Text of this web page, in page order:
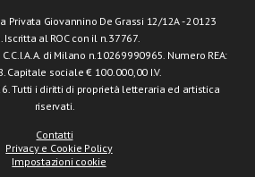
Privata Giovannino De Grassi 12/12A - 20123
Iscritta al ROC con il n.37767.
di Milano n.10269990965. Numero REA:
Capitale sociale € 100.000,00 I.V.
Tutti i diritti di proprietà letteraria ed artistica
riservati.
Contatti
Privacy e Cookie Policy
Impostazioni cookie